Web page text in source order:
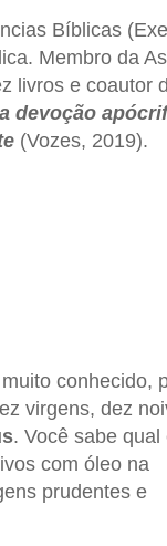
Bíblicas
Membro da
livros e coautor
devoção
(Vozes, 2019).
conhecido,
virgens, dez
. Você sabe qual
com óleo na
prudentes e